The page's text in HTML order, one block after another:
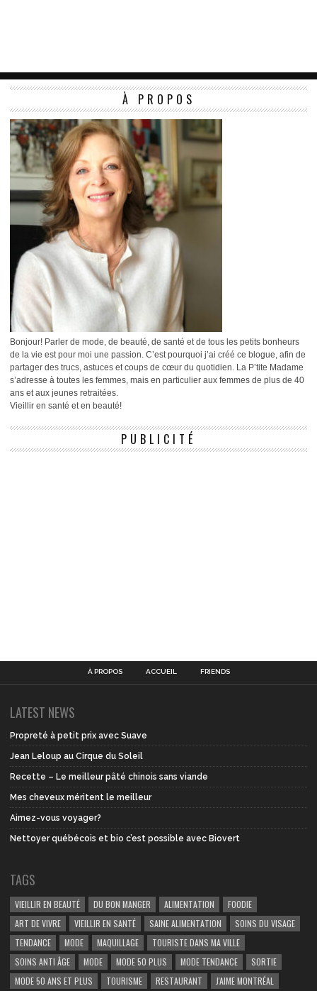
À PROPOS
Bonjour! Parler de mode, de beauté, de santé et de tous les petits bonheurs
de la vie est pour moi une passion. C’est pourquoi j’ai créé ce blogue, afin de
partager des trucs, astuces et coups de cœur du quotidien. La P’tite Madame
s’adresse à toutes les femmes, mais en particulier aux femmes de plus de 40
ans et aux jeunes retraitées.
Vieillir en santé et en beauté!
PUBLICITÉ
À PROPOS ACCUEIL FRIENDS
LATEST NEWS
Propreté à petit prix avec Suave
Jean Leloup au Cirque du Soleil
Recette – Le meilleur pâté chinois sans viande
Mes cheveux méritent le meilleur
Aimez-vous voyager?
Nettoyer québécois et bio c’est possible avec Biovert
TAGS
VIEILLIR EN BEAUTÉ DU BON MANGER ALIMENTATION
FOODIE
ART DE VIVRE
VIEILLIR EN SANTÉ SAINE ALIMENTATION
SOINS DU VISAGE
TENDANCE
MODE MAQUILLAGE
TOURISTE DANS MA VILLE
SOINS ANTI ÂGE
MODE MODE 50 PLUS MODE TENDANCE
SORTIE
MODE 50 ANS ET PLUS
TOURISME RESTAURANT J'AIME MONTRÉAL